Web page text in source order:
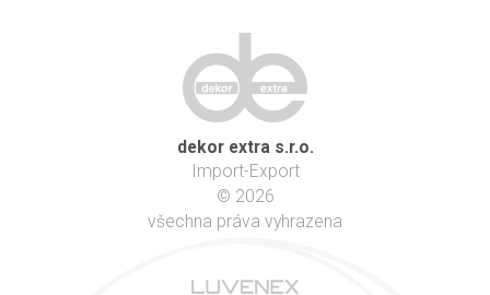
dekor extra s.r.o.
Import-Export
© 2026
všechna práva vyhrazena